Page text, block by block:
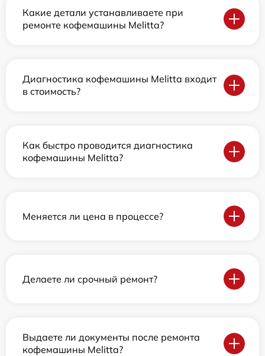
Какие детали устанавливаете при
ремонте кофемашины Melitta?
Диагностика кофемашины Melitta входит
в стоимость?
Как быстро проводится диагностика
кофемашины Melitta?
Меняется ли цена в процессе?
Делаете ли срочный ремонт?
Выдаете ли документы после ремонта
кофемашины Melitta?